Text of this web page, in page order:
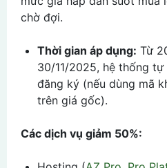
chờ đợi.
Thời gian áp dụng: Từ
30/11/2025, hệ thống
đăng ký (nếu dùng mã
trên giá gốc).
Các dịch vụ giảm 50%: